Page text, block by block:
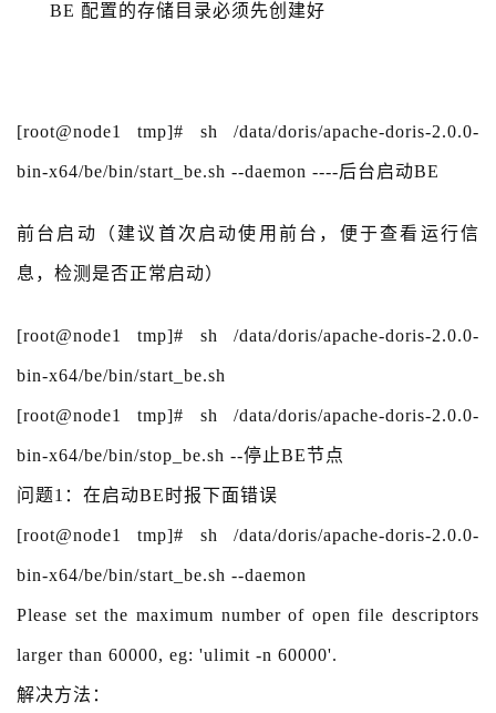
BE 配置的存储目录必须先创建好
[root@node1 tmp]# sh /data/doris/apache-doris-2.0.0-
bin-x64/be/bin/start_be.sh --daemon ----后台启动BE
前台启动（建议首次启动使用前台，便于查看运行信
息，检测是否正常启动）
[root@node1 tmp]# sh /data/doris/apache-doris-2.0.0-
bin-x64/be/bin/start_be.sh
[root@node1 tmp]# sh /data/doris/apache-doris-2.0.0-
bin-x64/be/bin/stop_be.sh --停止BE节点
问题1：在启动BE时报下面错误
[root@node1 tmp]# sh /data/doris/apache-doris-2.0.0-
bin-x64/be/bin/start_be.sh --daemon
Please set the maximum number of open file descriptors
larger than 60000, eg: 'ulimit -n 60000'.
解决方法：